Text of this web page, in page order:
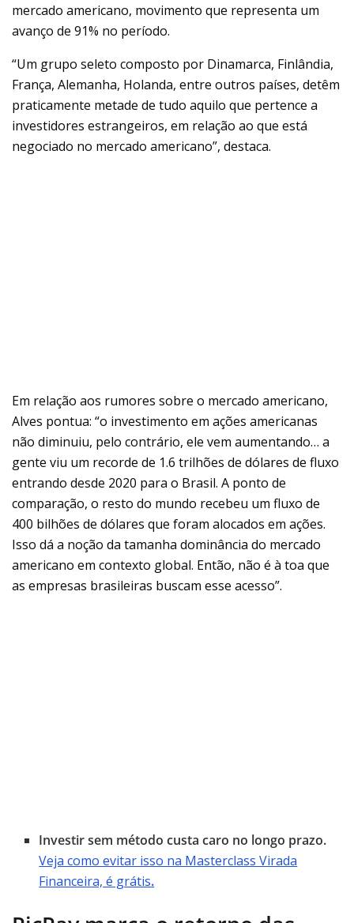
mercado americano, movimento que representa um
avanço de 91% no período.
“Um grupo seleto composto por Dinamarca, Finlândia,
França, Alemanha, Holanda, entre outros países, detêm
praticamente metade de tudo aquilo que pertence a
investidores estrangeiros, em relação ao que está
negociado no mercado americano”, destaca.
Em relação aos rumores sobre o mercado americano,
Alves pontua: “o investimento em ações americanas
não diminuiu, pelo contrário, ele vem aumentando… a
gente viu um recorde de 1.6 trilhões de dólares de fluxo
entrando desde 2020 para o Brasil. A ponto de
comparação, o resto do mundo recebeu um fluxo de
400 bilhões de dólares que foram alocados em ações.
Isso dá a noção da tamanha dominância do mercado
americano em contexto global. Então, não é à toa que
as empresas brasileiras buscam esse acesso”.
Investir sem método custa caro no longo prazo.
Veja como evitar isso na Masterclass Virada
Financeira, é grátis.